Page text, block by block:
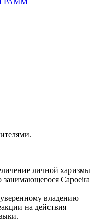
личной харизмы
занимающегося Capoeira
владению
на действия